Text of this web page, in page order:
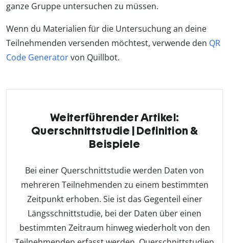
ganze Gruppe untersuchen zu müssen.
Wenn du Materialien für die Untersuchung an deine
Teilnehmenden versenden möchtest, verwende den QR
Code Generatorvon Quillbot.
Weiterführender Artikel:
Querschnittstudie | Definition &
Beispiele
Bei einer Querschnittstudie werden Daten von
mehreren Teilnehmenden zu einem bestimmten
Zeitpunkt erhoben. Sie ist das Gegenteil einer
Längsschnittstudie, bei der Daten über einen
bestimmten Zeitraum hinweg wiederholt von den